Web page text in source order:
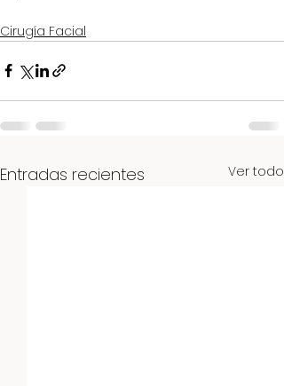
Cirugía Facial
Entradas recientes Ver todo